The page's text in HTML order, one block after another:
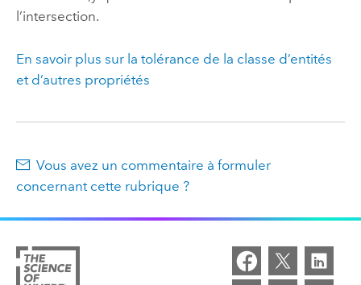
l’intersection.
En savoir plus sur la tolérance de la classe d’entités
et d’autres propriétés
Vous avez un commentaire à formuler
concernant cette rubrique ?